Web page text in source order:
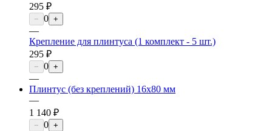
295 ₽
− 0 +
—
Крепление для плинтуса (1 комплект - 5 шт.)
295 ₽
− 0 +
—
Плинтус (без креплений) 16х80 мм
—
1 140 ₽
− 0 +